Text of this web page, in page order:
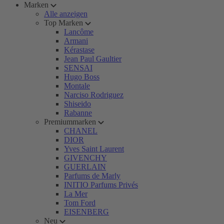
Marken
Alle anzeigen
Top Marken
Lancôme
Armani
Kérastase
Jean Paul Gaultier
SENSAI
Hugo Boss
Montale
Narciso Rodriguez
Shiseido
Rabanne
Premiummarken
CHANEL
DIOR
Yves Saint Laurent
GIVENCHY
GUERLAIN
Parfums de Marly
INITIO Parfums Privés
La Mer
Tom Ford
EISENBERG
Neu